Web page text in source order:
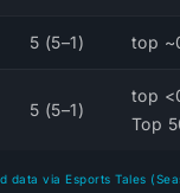
5 (5–1) top
5 (5–1)
top
Top
data via Esports Tales